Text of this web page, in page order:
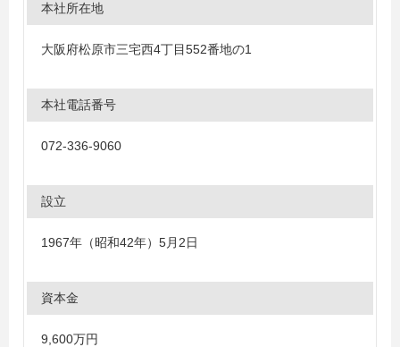
本社所在地
大阪府松原市三宅西4丁目552番地の1
本社電話番号
072-336-9060
設立
1967年（昭和42年）5月2日
資本金
9,600万円